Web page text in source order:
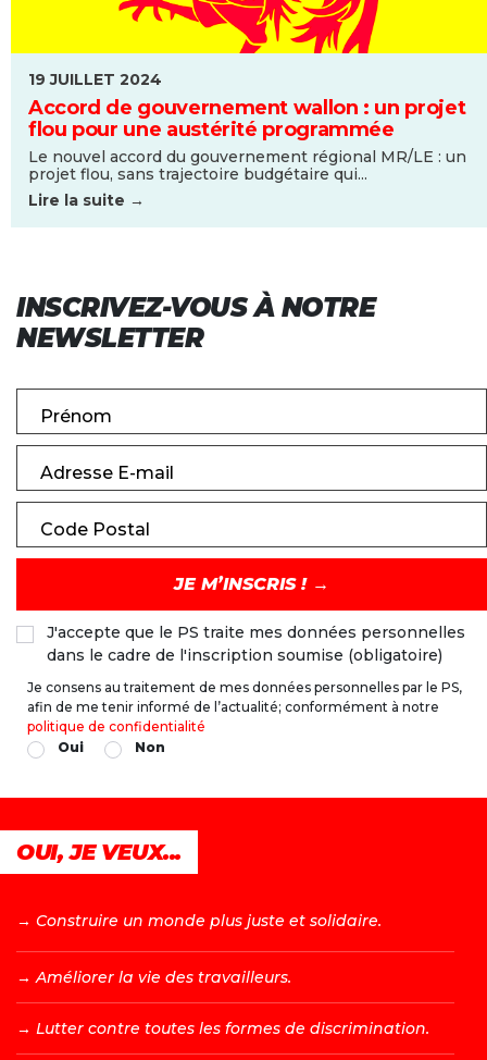
19 JUILLET 2024
Accord de gouvernement wallon : un projet
flou pour une austérité programmée
Le nouvel accord du gouvernement régional MR/LE : un
projet flou, sans trajectoire budgétaire qui...
Lire la suite →
INSCRIVEZ-VOUS À NOTRE
NEWSLETTER
Prénom
Adresse E-mail
Code Postal
J'accepte que le PS traite mes données personnelles
dans le cadre de l'inscription soumise (obligatoire)
Je consens au traitement de mes données personnelles par le PS,
afin de me tenir informé de l’actualité; conformément à notre
politique de confidentialité
Oui
Non
OUI, JE VEUX...
→ Construire un monde plus juste et solidaire.
→ Améliorer la vie des travailleurs.
→ Lutter contre toutes les formes de discrimination.